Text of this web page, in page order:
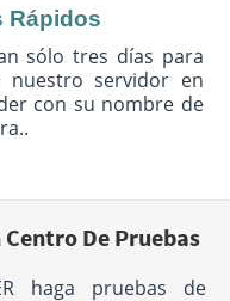
Rápidos
sólo tres días para
nuestro servidor en
con su nombre de
De Pruebas
haga pruebas de